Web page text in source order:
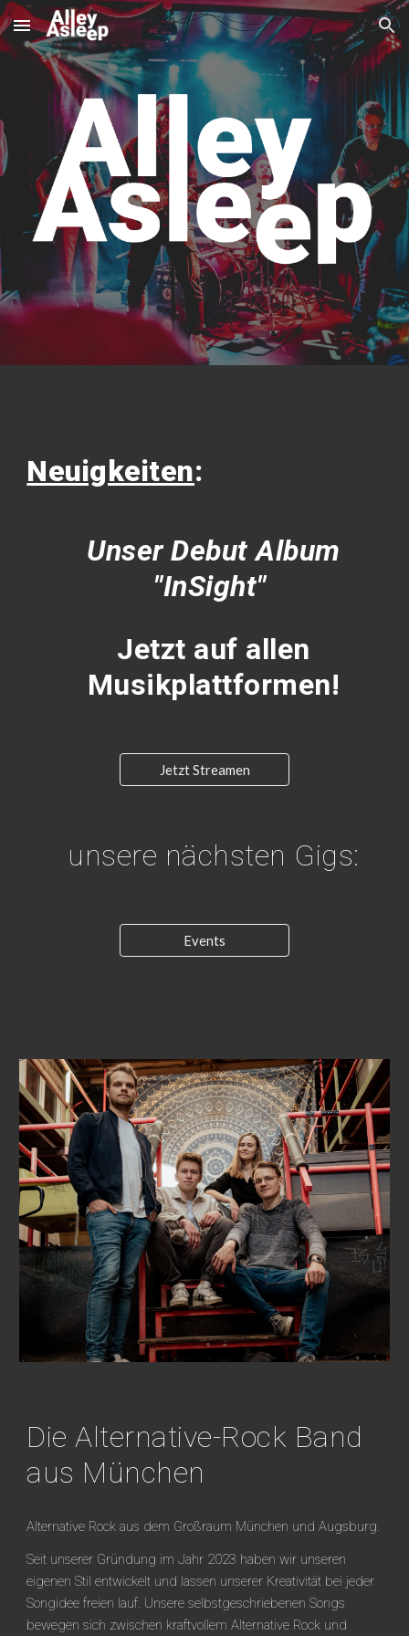
Skip to main content Skip to navigation
Neuigkeiten:
Unser Debut Album
"InSight"
Jetzt auf allen
Musikplattformen!
Jetzt Streamen
unsere nächsten Gigs:
Events
Die Alternative-Rock Band
aus München
Alternative Rock aus dem Großraum München und Augsburg.
Seit unserer Gründung im Jahr 2023 haben wir unseren
eigenen Stil entwickelt und lassen unserer Kreativität bei jeder
Songidee freien lauf. Unsere selbstgeschriebenen Songs
bewegen sich zwischen kraftvollem Alternative Rock und